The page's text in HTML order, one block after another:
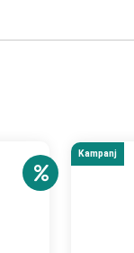
Kampanj